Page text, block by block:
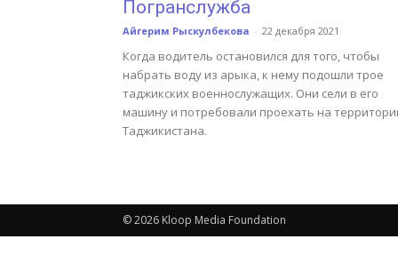
Погранслужба
Айгерим Рыскулбекова - 22 декабря 2021
Когда водитель остановился для того, чтобы
набрать воду из арыка, к нему подошли трое
таджикских военнослужащих. Они сели в его
машину и потребовали проехать на
Таджикистана.
© 2026 Kloop Media Foundation